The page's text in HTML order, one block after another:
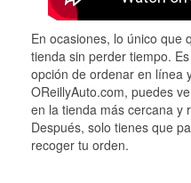
En ocasiones, lo único que
tienda sin perder tiempo.
opción de ordenar en línea
OReillyAuto.com, puedes
en la tienda más cercana y
Después, solo tienes que
recoger tu orden.